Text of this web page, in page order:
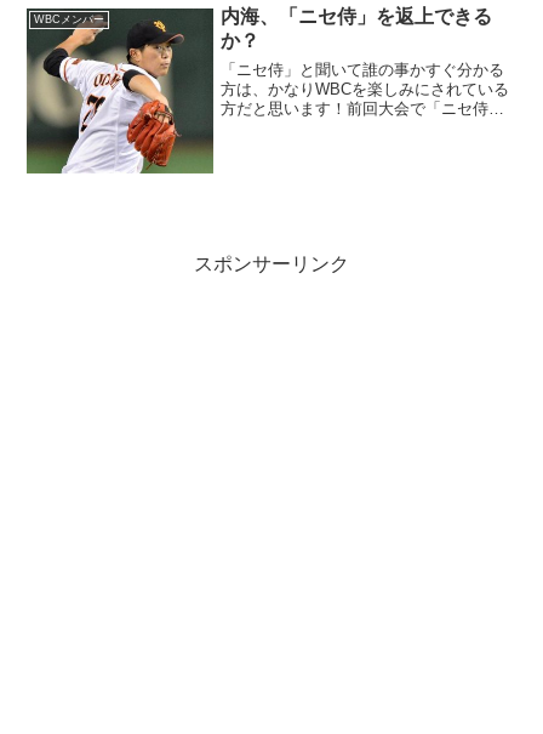
がホークスの本多選手で間...
WBCメンバー
内海、「ニセ侍」を返上できる
か？
「ニセ侍」と聞いて誰の事かすぐ分かる
方は、かなりWBCを楽しみにされている
方だと思います！前回大会で「ニセ侍」
スポンサーリンク